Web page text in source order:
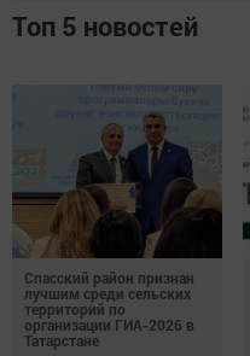
Топ 5 новостей
Спасский район признан
лучшим среди сельских
территорий по
организации ГИА-2026 в
Татарстане